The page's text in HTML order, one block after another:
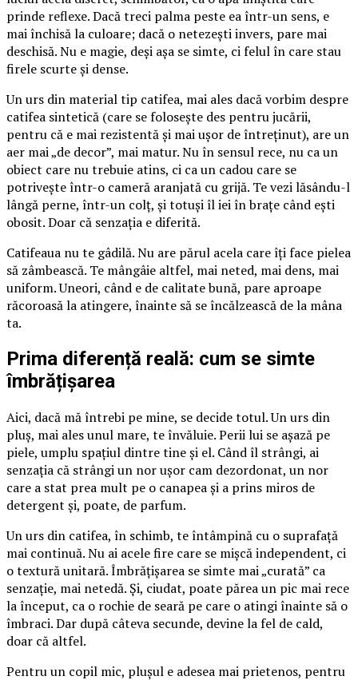
prinde reflexe. Dacă treci palma peste ea într-un sens, e
mai închisă la culoare; dacă o netezești invers, pare mai
deschisă. Nu e magie, deși așa se simte, ci felul în care stau
firele scurte și dense.
Un urs din material tip catifea, mai ales dacă vorbim despre
catifea sintetică (care se folosește des pentru jucării,
pentru că e mai rezistentă și mai ușor de întreținut), are un
aer mai „de decor”, mai matur. Nu în sensul rece, nu ca un
obiect care nu trebuie atins, ci ca un cadou care se
potrivește într-o cameră aranjată cu grijă. Te vezi lăsându-l
lângă perne, într-un colț, și totuși îl iei în brațe când ești
obosit. Doar că senzația e diferită.
Catifeaua nu te gâdilă. Nu are părul acela care îți face pielea
să zâmbească. Te mângâie altfel, mai neted, mai dens, mai
uniform. Uneori, când e de calitate bună, pare aproape
răcoroasă la atingere, înainte să se încălzească de la mâna
ta.
Prima diferență reală: cum se simte
îmbrățișarea
Aici, dacă mă întrebi pe mine, se decide totul. Un urs din
pluș, mai ales unul mare, te învăluie. Perii lui se așază pe
piele, umplu spațiul dintre tine și el. Când îl strângi, ai
senzația că strângi un nor ușor cam dezordonat, un nor
care a stat prea mult pe o canapea și a prins miros de
detergent și, poate, de parfum.
Un urs din catifea, în schimb, te întâmpină cu o suprafață
mai continuă. Nu ai acele fire care se mișcă independent, ci
o textură unitară. Îmbrățișarea se simte mai „curată” ca
senzație, mai netedă. Și, ciudat, poate părea un pic mai rece
la început, ca o rochie de seară pe care o atingi înainte să o
îmbraci. Dar după câteva secunde, devine la fel de cald,
doar că altfel.
Pentru un copil mic, plușul e adesea mai prietenos, pentru